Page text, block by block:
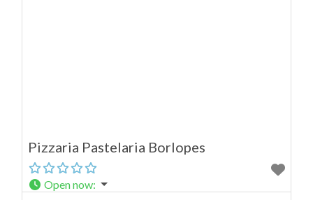
Pizzaria Pastelaria Borlopes
Open now: